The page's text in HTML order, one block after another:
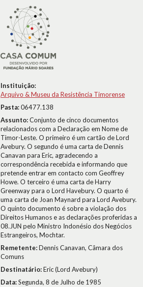
Instituição:
Arquivo & Museu da Resistência Timorense
Pasta:06477.138
Assunto:Conjunto de cinco documentos
relacionados com a Declaração em Nome de
Timor-Leste. O primeiro é um cartão de Lord
Avebury. O segundo é uma carta de Dennis
Canavan para Eric, agradecendo a
correspondência recebida e informando que
pretende entrar em contacto com Geoffrey
Howe. O terceiro é uma carta de Harry
Greenway para o Lord Havebury. O quarto é
uma carta de Joan Maynard para Lord Avebury.
O quinto documento é sobre a violação dos
Direitos Humanos e as declarações proferidas a
08.JUN pelo Ministro Indonésio dos Negócios
Estrangeiros, Mochtar.
Remetente:Dennis Canavan, Câmara dos
Comuns
Destinatário:Eric (Lord Avebury)
Data:Segunda, 8 de Julho de 1985